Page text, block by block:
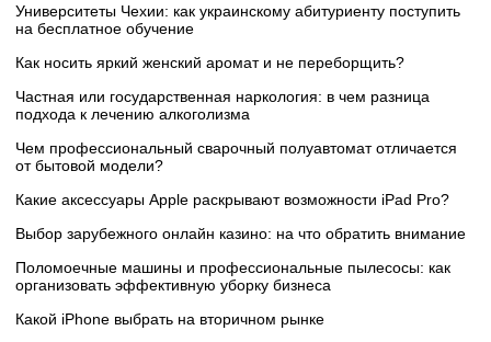
Университеты Чехии: как украинскому абитуриенту поступить
на бесплатное обучение
Как носить яркий женский аромат и не переборщить?
Частная или государственная наркология: в чем разница
подхода к лечению алкоголизма
Чем профессиональный сварочный полуавтомат отличается
от бытовой модели?
Какие аксессуары Apple раскрывают возможности iPad Pro?
Выбор зарубежного онлайн казино: на что обратить внимание
Поломоечные машины и профессиональные пылесосы: как
организовать эффективную уборку бизнеса
Какой iPhone выбрать на вторичном рынке